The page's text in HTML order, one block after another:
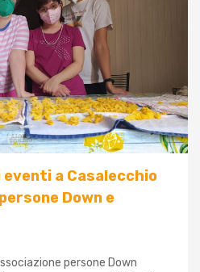
a Casalecchio
Down e
persone Down